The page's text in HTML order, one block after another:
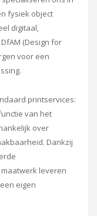
fysiek object
digitaal,
(Design for
voor een
printservices:
van het
over
Dankzij
leveren
eigen